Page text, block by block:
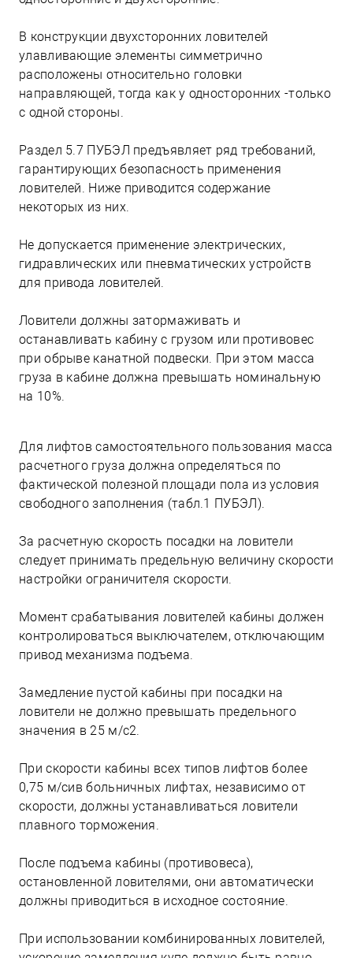
В конструкции двухсторонних ловителей
улавливающие элементы симметрично
расположены относительно головки
направляющей, тогда как у односторонних -только
с одной стороны.
Раздел 5.7 ПУБЭЛ предъявляет ряд требований,
гарантирующих безопасность применения
ловителей. Ниже приводится содержание
некоторых из них.
Не допускается применение электрических,
гидравлических или пневматических устройств
для привода ловителей.
Ловители должны затормаживать и
останавливать кабину с грузом или противовес
при обрыве канатной подвески. При этом масса
груза в кабине должна превышать номинальную
на 10%.
Для лифтов самостоятельного пользования масса
расчетного груза должна определяться по
фактической полезной площади пола из условия
свободного заполнения (табл.1 ПУБЭЛ).
За расчетную скорость посадки на ловители
следует принимать предельную величину скорости
настройки ограничителя скорости.
Момент срабатывания ловителей кабины должен
контролироваться выключателем, отключающим
привод механизма подъема.
Замедление пустой кабины при посадки на
ловители не должно превышать предельного
значения в 25 м/с2.
При скорости кабины всех типов лифтов более
0,75 м/сив больничных лифтах, независимо от
скорости, должны устанавливаться ловители
плавного торможения.
После подъема кабины (противовеса),
остановленной ловителями, они автоматически
должны приводиться в исходное состояние.
При использовании комбинированных ловителей,